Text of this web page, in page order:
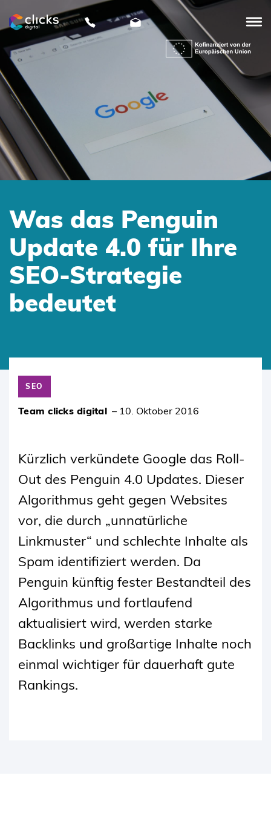
clicks
digital
Was das Penguin
Update 4.0 für Ihre
SEO-Strategie
bedeutet
SEO
Team clicks digital –10. Oktober 2016
Kürzlich verkündete Google das Roll-
Out des Penguin 4.0 Updates. Dieser
Algorithmus geht gegen Websites
vor, die durch „unnatürliche
Linkmuster“ und schlechte Inhalte als
Spam identifiziert werden. Da
Penguin künftig fester Bestandteil des
Algorithmus und fortlaufend
aktualisiert wird, werden starke
Backlinks und großartige Inhalte noch
einmal wichtiger für dauerhaft gute
Rankings.